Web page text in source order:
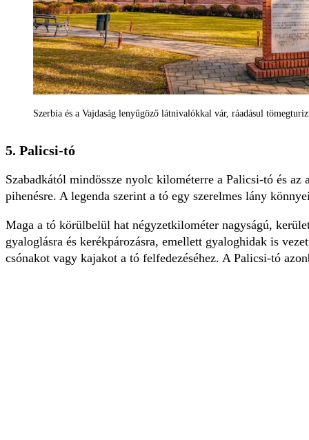
Szerbia és a Vajdaság lenyűgöző látnivalókkal vár, ráadásul
5. Palicsi-tó
Szabadkától mindössze nyolc kilométerre a Palicsi-tó és az
pihenésre. A legenda szerint a tó egy szerelmes lány
Maga a tó körülbelül hat négyzetkilométer nagyságú,
gyaloglásra és kerékpározásra, emellett gyaloghidak is
csónakot vagy kajakot a tó felfedezéséhez. A Palicsi-tó